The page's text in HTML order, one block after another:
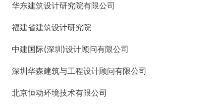
华东建筑设计研究院有限公司
福建省建筑设计研究院
中建国际(深圳)设计顾问有限公司
深圳华森建筑与工程设计顾问有限公司
北京恒动环境技术有限公司